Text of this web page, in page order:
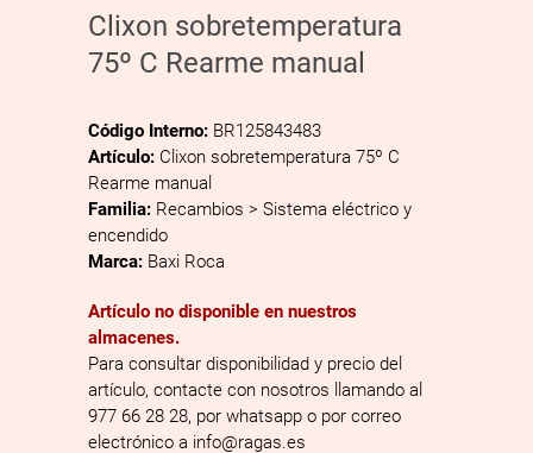
Clixon sobretemperatura
75º C Rearme manual
Código Interno: BR125843483
Artículo: Clixon sobretemperatura 75º C
Rearme manual
Familia: Recambios > Sistema eléctrico y
encendido
Marca: Baxi Roca
Artículo no disponible en nuestros
almacenes.
Para consultar disponibilidad y precio del
artículo, contacte con nosotros llamando al
977 66 28 28, por whatsapp o por correo
electrónico a info@ragas.es